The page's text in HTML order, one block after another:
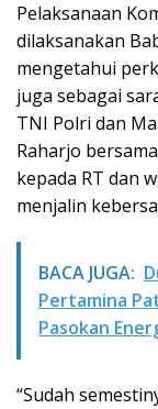
Pelaksanaan
dilaksanakan
mengetahui
juga sebagai
TNI Polri dan
Raharjo
kepada RT dan
menjalin
BACA JUGA:
Pertamina
Pasokan
“Sudah